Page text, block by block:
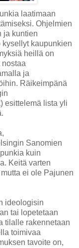
laatimaan
Ohjelmien
ja kuntien
kaupunkien
heillä on
ja
Räikeimpänä
esittelemä lista yli
Sanomien
kuin
Keitä varten
ei ole Pajunen
ideologisin
tai lopetetaan
tilalle rakennetaan
toimivaa
tavoite on,